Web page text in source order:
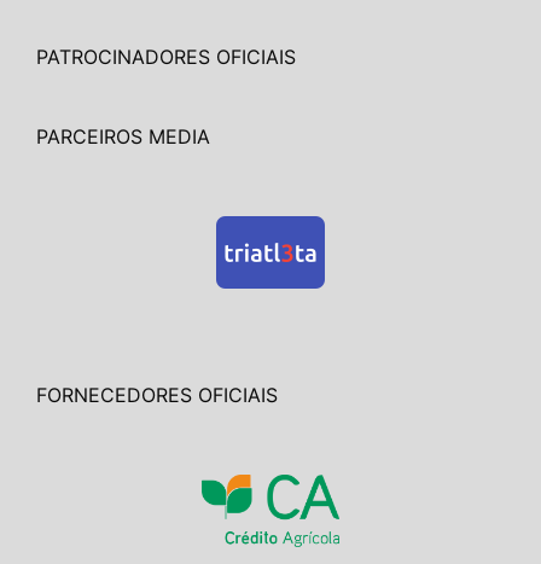
PATROCINADORES OFICIAIS
PARCEIROS MEDIA
FORNECEDORES OFICIAIS